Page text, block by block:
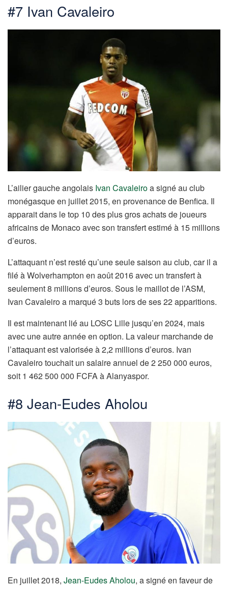
#7 Ivan Cavaleiro
L’ailier gauche angolais Ivan Cavaleiroa signé au club
monégasque en juillet 2015, en provenance de Benfica. Il
apparait dans le top 10 des plus gros achats de joueurs
africains de Monaco avec son transfert estimé à 15 millions
d’euros.
L’attaquant n’est resté qu’une seule saison au club, car il a
filé à Wolverhampton en août 2016 avec un transfert à
seulement 8 millions d’euros. Sous le maillot de l’ASM,
Ivan Cavaleiro a marqué 3 buts lors de ses 22 apparitions.
Il est maintenant lié au LOSC Lille jusqu’en 2024, mais
avec une autre année en option. La valeur marchande de
l’attaquant est valorisée à 2,2 millions d’euros. Ivan
Cavaleiro touchait un salaire annuel de 2 250 000 euros,
soit 1 462 500 000 FCFA à Alanyaspor.
#8 Jean-Eudes Aholou
En juillet 2018, Jean-Eudes Aholou, a signé en faveur de